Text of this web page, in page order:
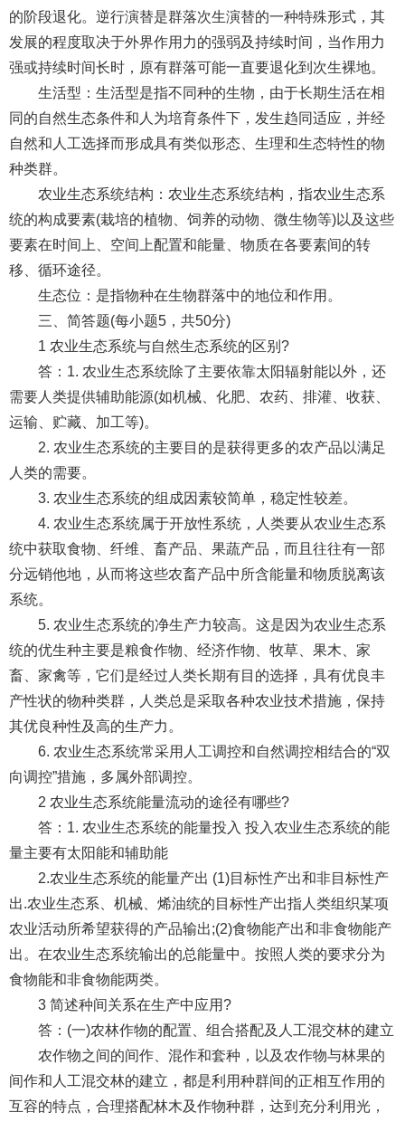
的阶段退化。逆行演替是群落次生演替的一种特殊形式，其
发展的程度取决于外界作用力的强弱及持续时间，当作用力
强或持续时间长时，原有群落可能一直要退化到次生裸地。
生活型：生活型是指不同种的生物，由于长期生活在相
同的自然生态条件和人为培育条件下，发生趋同适应，并经
自然和人工选择而形成具有类似形态、生理和生态特性的物
种类群。
农业生态系统结构：农业生态系统结构，指农业生态系
统的构成要素(栽培的植物、饲养的动物、微生物等)以及这些
要素在时间上、空间上配置和能量、物质在各要素间的转
移、循环途径。
生态位：是指物种在生物群落中的地位和作用。
三、简答题(每小题5，共50分)
1 农业生态系统与自然生态系统的区别?
答：1. 农业生态系统除了主要依靠太阳辐射能以外，还
需要人类提供辅助能源(如机械、化肥、农药、排灌、收获、
运输、贮藏、加工等)。
2. 农业生态系统的主要目的是获得更多的农产品以满足
人类的需要。
3. 农业生态系统的组成因素较简单，稳定性较差。
4. 农业生态系统属于开放性系统，人类要从农业生态系
统中获取食物、纤维、畜产品、果蔬产品，而且往往有一部
分远销他地，从而将这些农畜产品中所含能量和物质脱离该
系统。
5. 农业生态系统的净生产力较高。这是因为农业生态系
统的优生种主要是粮食作物、经济作物、牧草、果木、家
畜、家禽等，它们是经过人类长期有目的选择，具有优良丰
产性状的物种类群，人类总是采取各种农业技术措施，保持
其优良种性及高的生产力。
6. 农业生态系统常采用人工调控和自然调控相结合的“双
向调控”措施，多属外部调控。
2 农业生态系统能量流动的途径有哪些?
答：1. 农业生态系统的能量投入 投入农业生态系统的能
量主要有太阳能和辅助能
2.农业生态系统的能量产出 (1)目标性产出和非目标性产
出.农业生态系、机械、烯油统的目标性产出指人类组织某项
农业活动所希望获得的产品输出;(2)食物能产出和非食物能产
出。在农业生态系统输出的总能量中。按照人类的要求分为
食物能和非食物能两类。
3 简述种间关系在生产中应用?
答：(一)农林作物的配置、组合搭配及人工混交林的建立
农作物之间的间作、混作和套种，以及农作物与林果的
间作和人工混交林的建立，都是利用种群间的正相互作用的
互容的特点，合理搭配林木及作物种群，达到充分利用光，